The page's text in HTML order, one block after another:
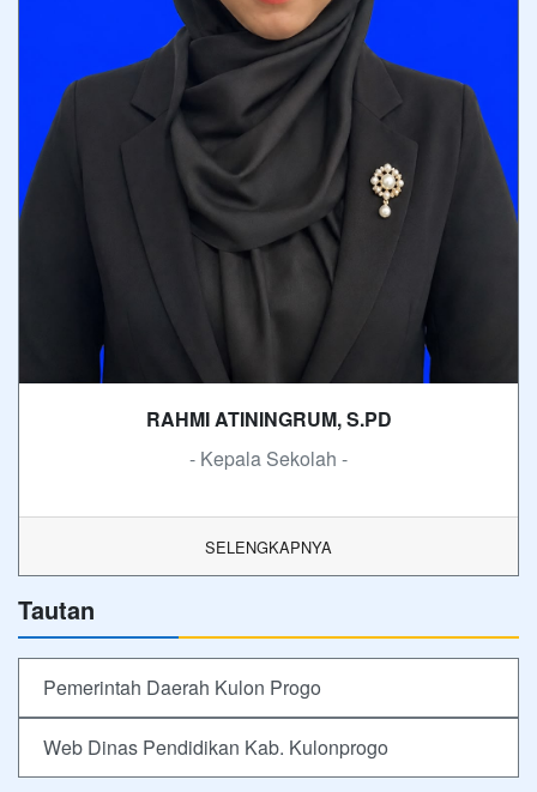
RAHMI ATININGRUM, S.PD
- Kepala Sekolah -
SELENGKAPNYA
Tautan
Pemerintah Daerah Kulon Progo
Web Dinas Pendidikan Kab. Kulonprogo